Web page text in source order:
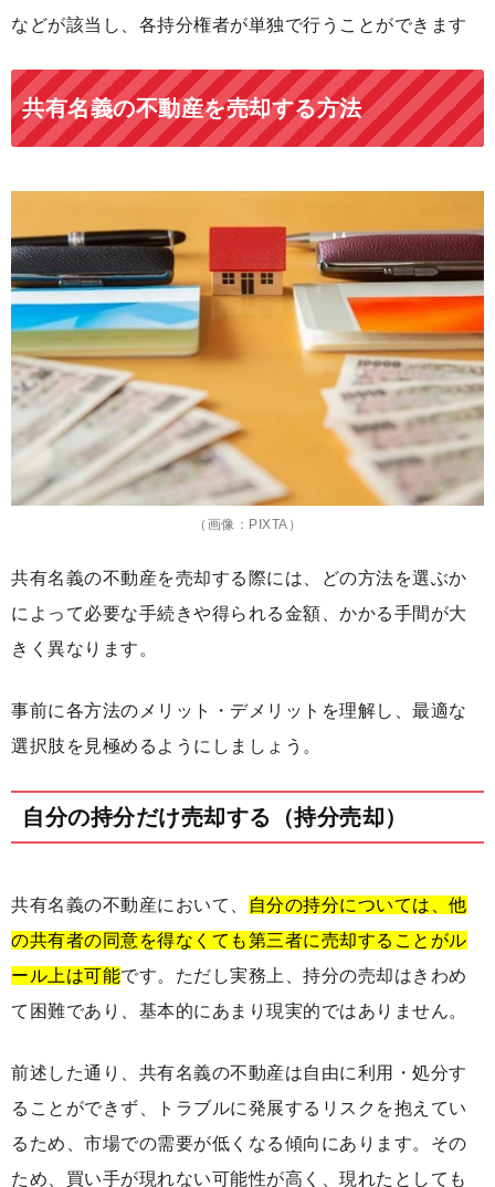
などが該当し、各持分権者が単独で行うことができます
共有名義の不動産を売却する方法
（画像：PIXTA）
共有名義の不動産を売却する際には、どの方法を選ぶか
によって必要な手続きや得られる金額、かかる手間が大
きく異なります。
事前に各方法のメリット・デメリットを理解し、最適な
選択肢を見極めるようにしましょう。
自分の持分だけ売却する（持分売却）
共有名義の不動産において、
自分の持分については、他
の共有者の同意を得なくても第三者に売却することがル
ール上は可能です。ただし実務上、持分の売却はきわめ
て困難であり、基本的にあまり現実的ではありません。
前述した通り、共有名義の不動産は自由に利用・処分す
ることができず、トラブルに発展するリスクを抱えてい
るため、市場での需要が低くなる傾向にあります。その
ため、買い手が現れない可能性が高く、現れたとしても